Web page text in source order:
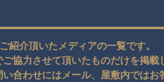
紹介頂いたメディアの一覧です。
協力させて頂いたものだけを掲載
合わせにはメール、屋敷内ではお